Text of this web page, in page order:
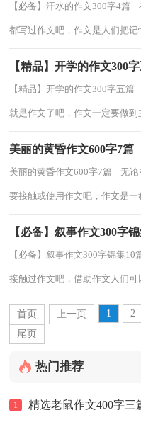
【必备】汗水的作文300字4篇
都写过作文吧，作文是人们把
【精品】开学的作文300
【精品】开学的作文300字五
就是作文了吧，作文一定要做
美丽的黄昏作文600字7篇
美丽的黄昏作文600字7篇 无论
要接触或使用作文吧，作文是
【必备】叙事作文300字
【必备】叙事作文300字锦集
接触过作文吧，借助作文人们
写才规范吗？下面是小编精心整
首页
上一页 1 2
尾页
热门推荐
1 精选老鼠作文400字三